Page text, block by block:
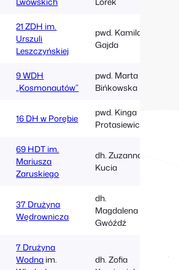
21 ZDH im.
Urszuli
Leszczyńskiej
pwd. Kamila
Gajda
9 WDH
„Kosmonautów”
pwd. Marta
Bińkowska
16 DH w Porębie
pwd. Kinga
Protasiewicz
69 HDT im.
Mariusza
Zaruskiego
dh. Zuzanna
Kucia
37 Drużyna
Wędrownicza
dh.
Magdalena
Gwóźdź
7 Drużyna
Wodna im.
dh. Zofia
SP4